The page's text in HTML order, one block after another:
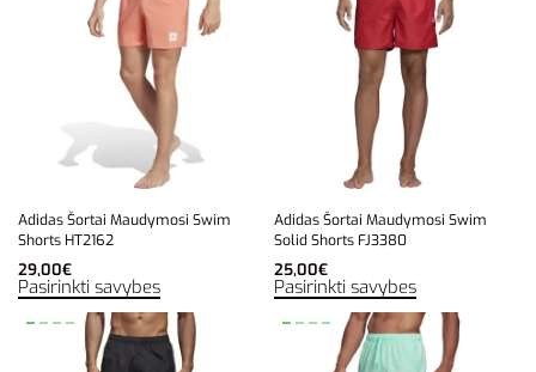
Adidas Šortai Maudymosi Swim
Shorts HT2162
29,00€
Pasirinkti savybes
Adidas Šortai Maudymosi Swim
Solid Shorts FJ3380
25,00€
Pasirinkti savybes